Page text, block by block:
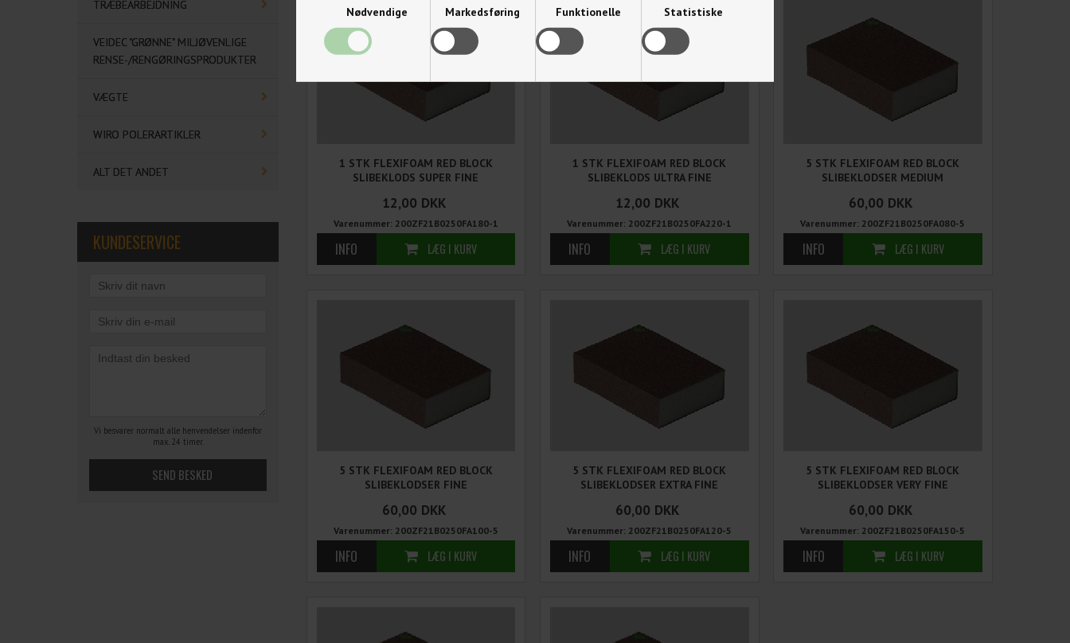
Nødvendige Markedsføring Funktionelle Statistiske
TRÆBEARBEJDNING
VEIDEC "GRØNNE" MILJØVENLIGE
RENSE-/RENGØRINGSPRODUKTER
VÆGTE
WIRO POLERARTIKLER
ALT DET ANDET
KUNDESERVICE
Vi besvarer normalt alle henvendelser indenfor
max. 24 timer.
1 STK FLEXIFOAM RED BLOCK
SLIBEKLODS SUPER FINE
12,00 DKK
Varenummer: 200ZF21B0250FA180-1
1 STK FLEXIFOAM RED BLOCK
SLIBEKLODS ULTRA FINE
12,00 DKK
Varenummer: 200ZF21B0250FA220-1
5 STK FLEXIFOAM RED BLOCK
SLIBEKLODSER MEDIUM
60,00 DKK
Varenummer: 200ZF21B0250FA080-5
5 STK FLEXIFOAM RED BLOCK
SLIBEKLODSER FINE
60,00 DKK
Varenummer: 200ZF21B0250FA100-5
5 STK FLEXIFOAM RED BLOCK
SLIBEKLODSER EXTRA FINE
60,00 DKK
Varenummer: 200ZF21B0250FA120-5
5 STK FLEXIFOAM RED BLOCK
SLIBEKLODSER VERY FINE
60,00 DKK
Varenummer: 200ZF21B0250FA150-5